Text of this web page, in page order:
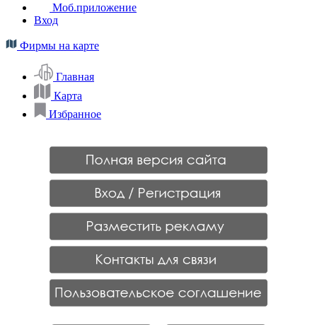
Моб.приложение
Вход
Фирмы на карте
Главная
Карта
Избранное